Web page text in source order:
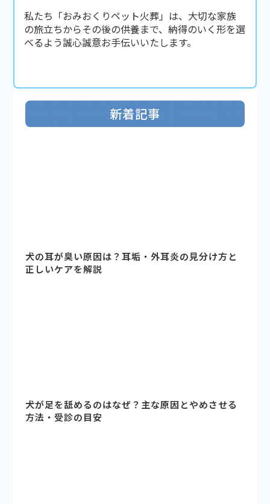
私たち「おみおくりペット火葬」は、大切な家族
の旅立ちからその後の供養まで、納得のいく形を選
べるよう誠心誠意お手伝いいたします。
新着記事
犬の耳が臭い原因は？耳垢・外耳炎の見分け方と
正しいケアを解説
犬が足を舐めるのはなぜ？主な原因とやめさせる
方法・受診の目安